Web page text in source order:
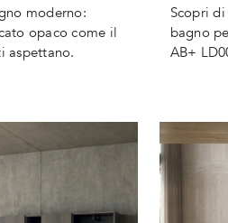
moderno:
opaco come il
aspettano.
Scopri
bagno
AB+